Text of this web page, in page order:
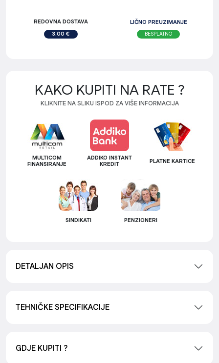
REDOVNA DOSTAVA
3.00 €
LIČNO PREUZIMANJE
BESPLATNO
KAKO KUPITI NA RATE ?
KLIKNITE NA SLIKU ISPOD ZA VIŠE INFORMACIJA
MULTICOM
FINANSIRANJE
ADDIKO INSTANT
KREDIT
PLATNE KARTICE
SINDIKATI PENZIONERI
DETALJAN OPIS
TEHNIČKE SPECIFIKACIJE
GDJE KUPITI ?